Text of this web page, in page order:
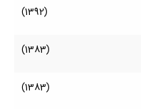
(1392)
(1383)
(1383)